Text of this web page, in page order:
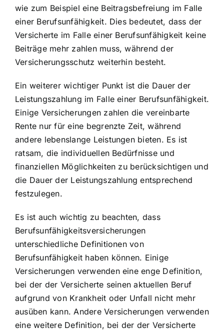
wie zum Beispiel eine Beitragsbefreiung im Falle
einer Berufsunfähigkeit. Dies bedeutet, dass der
Versicherte im Falle einer Berufsunfähigkeit keine
Beiträge mehr zahlen muss, während der
Versicherungsschutz weiterhin besteht.
Ein weiterer wichtiger Punkt ist die Dauer der
Leistungszahlung im Falle einer Berufsunfähigkeit.
Einige Versicherungen zahlen die vereinbarte
Rente nur für eine begrenzte Zeit, während
andere lebenslange Leistungen bieten. Es ist
ratsam, die individuellen Bedürfnisse und
finanziellen Möglichkeiten zu berücksichtigen und
die Dauer der Leistungszahlung entsprechend
festzulegen.
Es ist auch wichtig zu beachten, dass
Berufsunfähigkeitsversicherungen
unterschiedliche Definitionen von
Berufsunfähigkeit haben können. Einige
Versicherungen verwenden eine enge Definition,
bei der der Versicherte seinen aktuellen Beruf
aufgrund von Krankheit oder Unfall nicht mehr
ausüben kann. Andere Versicherungen verwenden
eine weitere Definition, bei der der Versicherte